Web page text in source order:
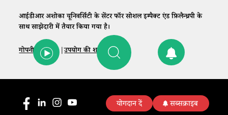
आईडीआर अशोका यूनिवर्सिटी के सेंटर फॉर सोशल इम्पैक्ट एंड फ़िलैन्थ्रपी के
साथ साझेदारी में तैयार किया गया है।
गोपनीयता नीति|उपयोग की शर्तें |संपर्क
योगदान दें सब्सक्राइब